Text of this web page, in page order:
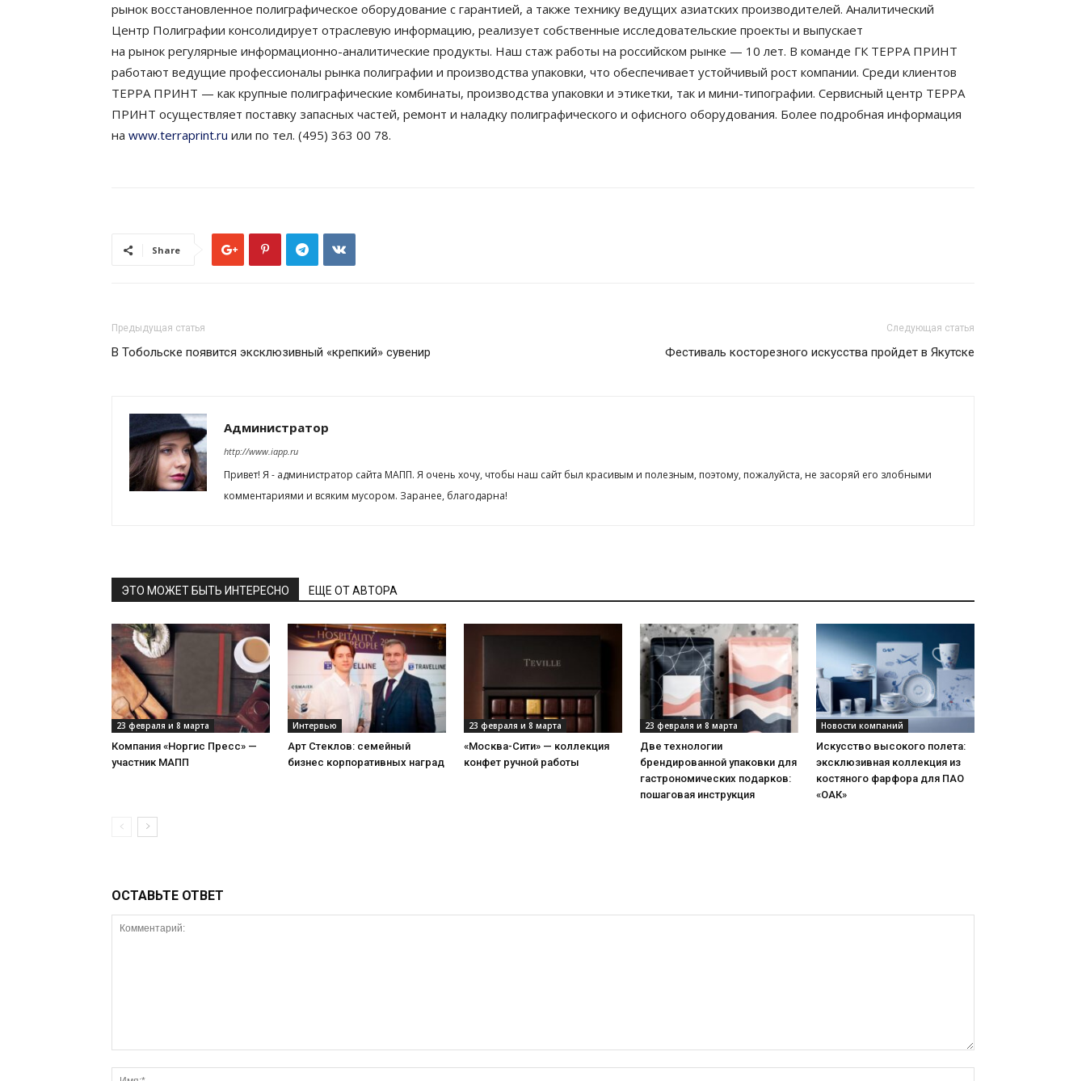
рынок восстановленное полиграфическое оборудование с гарантией, а также технику ведущих азиатских производителей. Аналитический
Центр Полиграфии консолидирует отраслевую информацию, реализует собственные исследовательские проекты и выпускает
на рынок регулярные информационно-аналитические продукты. Наш стаж работы на российском рынке — 10 лет. В команде ГК ТЕРРА ПРИНТ
работают ведущие профессионалы рынка полиграфии и производства упаковки, что обеспечивает устойчивый рост компании. Среди клиентов
ТЕРРА ПРИНТ — как крупные полиграфические комбинаты, производства упаковки и этикетки, так и мини-типографии. Сервисный центр ТЕРРА
ПРИНТ осуществляет поставку запасных частей, ремонт и наладку полиграфического и офисного оборудования. Более подробная информация
на www.terraprint.ru или по тел. (495) 363 00 78.
Share
Предыдущая статья
В Тобольске появится эксклюзивный «крепкий» сувенир
Следующая статья
Фестиваль косторезного искусства пройдет в Якутске
Администратор
http://www.iapp.ru
Привет! Я - администратор сайта МАПП. Я очень хочу, чтобы наш сайт был красивым и полезным, поэтому, пожалуйста, не засоряй его злобными
комментариями и всяким мусором. Заранее, благодарна!
ЭТО МОЖЕТ БЫТЬ ИНТЕРЕСНО ЕЩЕ ОТ АВТОРА
23 февраля и 8 марта
Компания «Норгис Пресс» —
участник МАПП
Интервью
Арт Стеклов: семейный
бизнес корпоративных наград
23 февраля и 8 марта
«Москва-Сити» — коллекция
конфет ручной работы
23 февраля и 8 марта
Две технологии
брендированной упаковки для
гастрономических подарков:
пошаговая инструкция
Новости компаний
Искусство высокого полета:
эксклюзивная коллекция из
костяного фарфора для ПАО
«ОАК»
ОСТАВЬТЕ ОТВЕТ